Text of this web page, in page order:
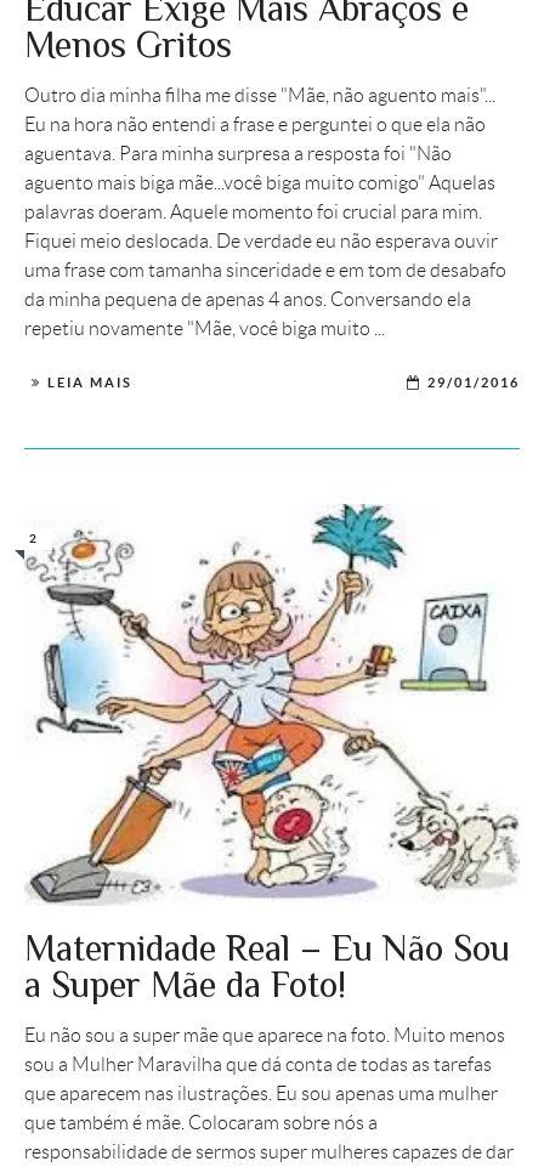
Menos Gritos
Outro dia minha filha me disse "Mãe, não aguento mais"...
Eu na hora não entendi a frase e perguntei o que ela não
aguentava. Para minha surpresa a resposta foi "Não
aguento mais biga mãe...você biga muito comigo" Aquelas
palavras doeram. Aquele momento foi crucial para mim.
Fiquei meio deslocada. De verdade eu não esperava ouvir
uma frase com tamanha sinceridade e em tom de desabafo
da minha pequena de apenas 4 anos. Conversando ela
repetiu novamente "Mãe, você biga muito ...
LEIA MAIS 29/01/2016
2
Maternidade Real – Eu Não Sou
a Super Mãe da Foto!
Eu não sou a super mãe que aparece na foto. Muito menos
sou a Mulher Maravilha que dá conta de todas as tarefas
que aparecem nas ilustrações. Eu sou apenas uma mulher
que também é mãe. Colocaram sobre nós a
responsabilidade de sermos super mulheres capazes de dar